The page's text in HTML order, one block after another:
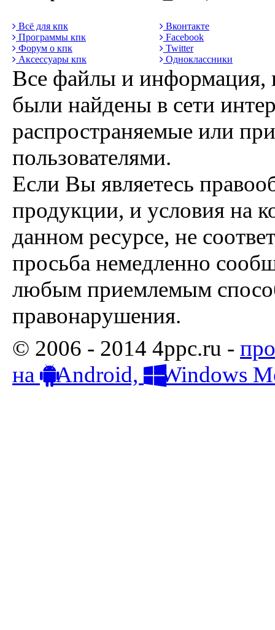
Всё для кпк
Программы кпк
Форум о кпк
Аксессуары кпк
Вконтакте
Facebook
Twitter
Одноклассники
Все файлы и информация,
были найдены в сети
распространяемые или
пользователями.
Если Вы являетесь
продукции, и условия на
данном ресурсе, не
просьба немедленно
любым приемлемым
правонарушения.
© 2006 - 2014 4ppc.ru -
на
Android, Windows